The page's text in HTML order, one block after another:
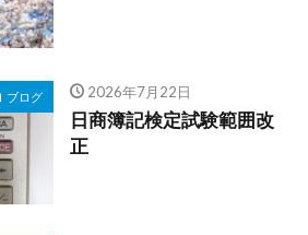
ブログ 2026年7月22日
日商簿記検定試験範囲改
正